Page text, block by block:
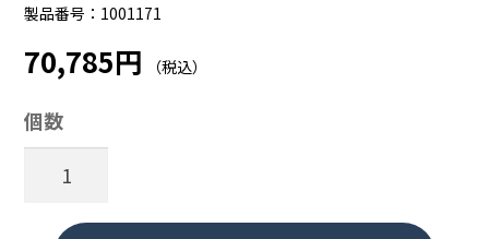
製品番号：1001171
70,785円 （税込）
個数
1061T